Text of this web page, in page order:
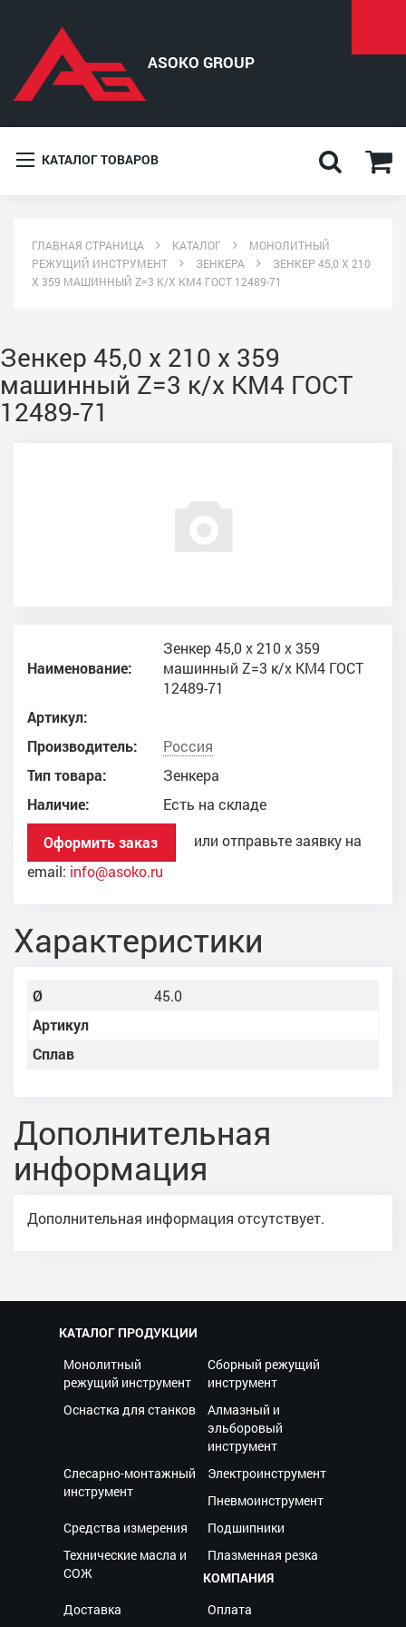
КАТАЛОГ ТОВАРОВ
ГЛАВНАЯ СТРАНИЦА КАТАЛОГ
МОНОЛИТНЫЙ
РЕЖУЩИЙ ИНСТРУМЕНТ
ЗЕНКЕРА
ЗЕНКЕР 45,0 Х 210
Х 359 МАШИННЫЙ Z=3 К/Х КМ4 ГОСТ 12489-71
Зенкер 45,0 х 210 х 359
машинный Z=3 к/х КМ4 ГОСТ
12489-71
Наименование:
Зенкер 45,0 х 210 х 359
машинный Z=3 к/х КМ4 ГОСТ
12489-71
Артикул:
Производитель:
Россия
Тип товара:
Зенкера
Наличие:
Есть на складе
Оформить заказ
или отправьте заявку на
email: info@asoko.ru
Характеристики
Ø
45.0
Артикул
Сплав
Дополнительная
информация
Дополнительная информация отсутствует.
КАТАЛОГ ПРОДУКЦИИ
Монолитный
режущий инструмент
Сборный режущий
инструмент
Оснастка для станков
Алмазный и
эльборовый
инструмент
Слесарно-монтажный
инструмент
Электроинструмент
Пневмоинструмент
Средства измерения
Подшипники
Технические масла и
СОЖ
Плазменная резка
КОМПАНИЯ
Доставка
Оплата